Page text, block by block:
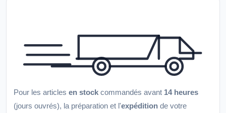
Pour les articles en stock commandés avant 14 heures
(jours ouvrés), la préparation et l'expédition de votre